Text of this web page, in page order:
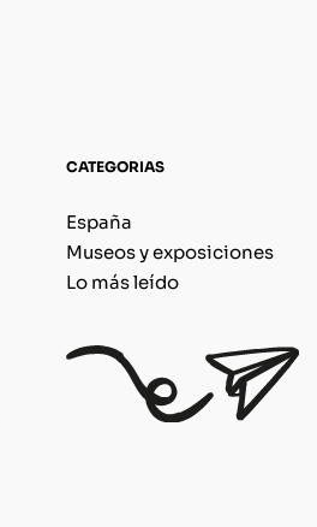
CATEGORIAS
España
Museos y exposiciones
Lo más leído